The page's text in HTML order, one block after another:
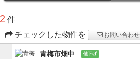
2 件
チェックした物件を
お問い合わせ
青梅市畑中 値下げ